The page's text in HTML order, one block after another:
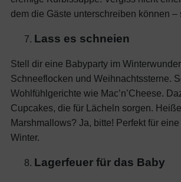
dem die Gäste unterschreiben können –
Lass es schneien
Stell dir eine Babyparty im
Schneeflocken und Weihnachtssterne.
Wohlfühlgerichte wie Mac’n’Cheese.
Cupcakes, die für Lächeln sorgen.
Marshmallows? Ja, bitte! Perfekt für
Winter.
Lagerfeuer für das Baby